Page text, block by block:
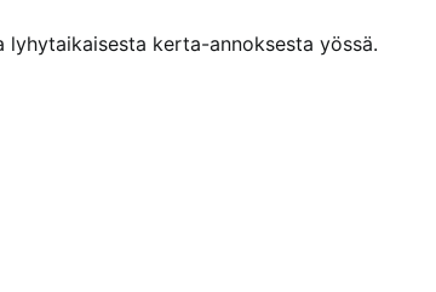
kerta-annoksesta yössä.